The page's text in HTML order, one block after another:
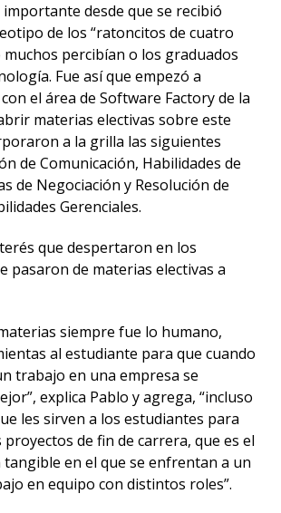
desde que se recibió
de los “ratoncitos de cuatro
muchos percibían o los graduados
Fue así que empezó a
el área de Software Factory de la
materias electivas sobre este
a la grilla las siguientes
de Comunicación, Habilidades de
de Negociación y Resolución de
Gerenciales.
que despertaron en los
pasaron de materias electivas a
siempre fue lo humano,
al estudiante para que cuando
trabajo en una empresa se
explica Pablo y agrega, “incluso
les sirven a los estudiantes para
de fin de carrera, que es el
en el que se enfrentan a un
en equipo con distintos roles”.